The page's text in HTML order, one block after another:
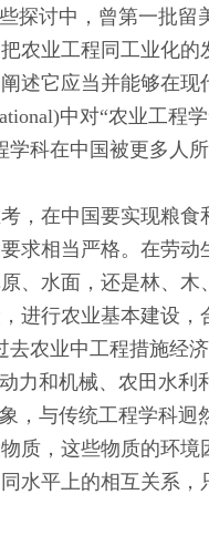
探讨中，曾第一批
农业工程同工业化
述它应当并能够在
中对“农业工程
科在中国被更多人
，在中国要实现粮
求相当严格。在劳
、水面，还是林、
进行农业基本建设
农业中工程措施经
力和机械、农田水
，与传统工程学科
质，这些物质的环
水平上的相互关系